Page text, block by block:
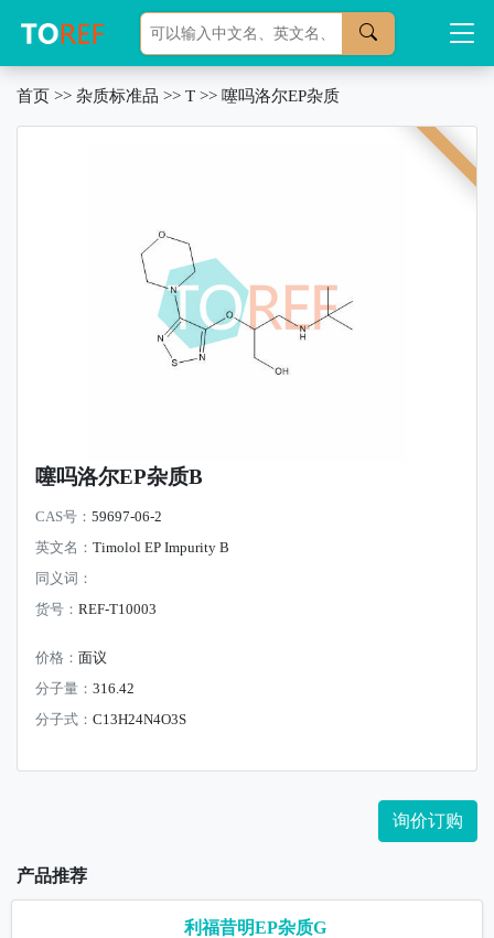
首页 >> 杂质标准品 >> T >> 噻吗洛尔EP杂质
噻吗洛尔EP杂质B
CAS号： 59697-06-2
英文名： Timolol EP Impurity B
同义词：
货号： REF-T10003
价格： 面议
分子量： 316.42
分子式： C13H24N4O3S
询价订购
产品推荐
利福昔明EP杂质G